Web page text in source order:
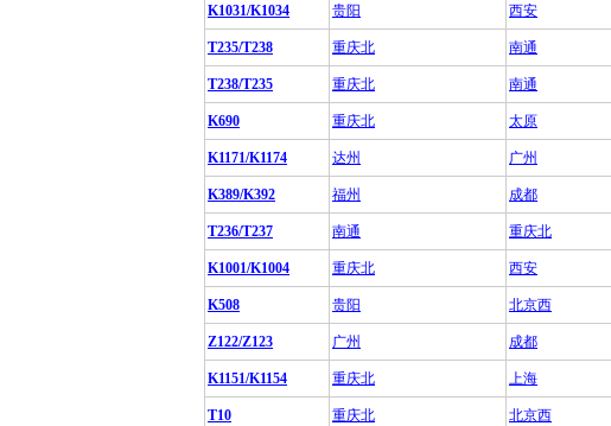
K1031/K1034 贵阳 西安
T235/T238 重庆北 南通
T238/T235 重庆北 南通
K690 重庆北 太原
K1171/K1174 达州 广州
K389/K392 福州 成都
T236/T237 南通 重庆北
K1001/K1004 重庆北 西安
K508 贵阳 北京西
Z122/Z123 广州 成都
K1151/K1154 重庆北 上海
T10 重庆北 北京西